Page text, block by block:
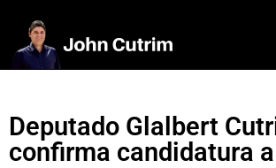
Deputado Glalbert
confirma candidatura